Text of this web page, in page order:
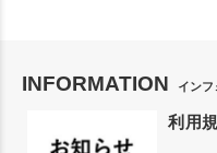
INFORMATION インフ
利用